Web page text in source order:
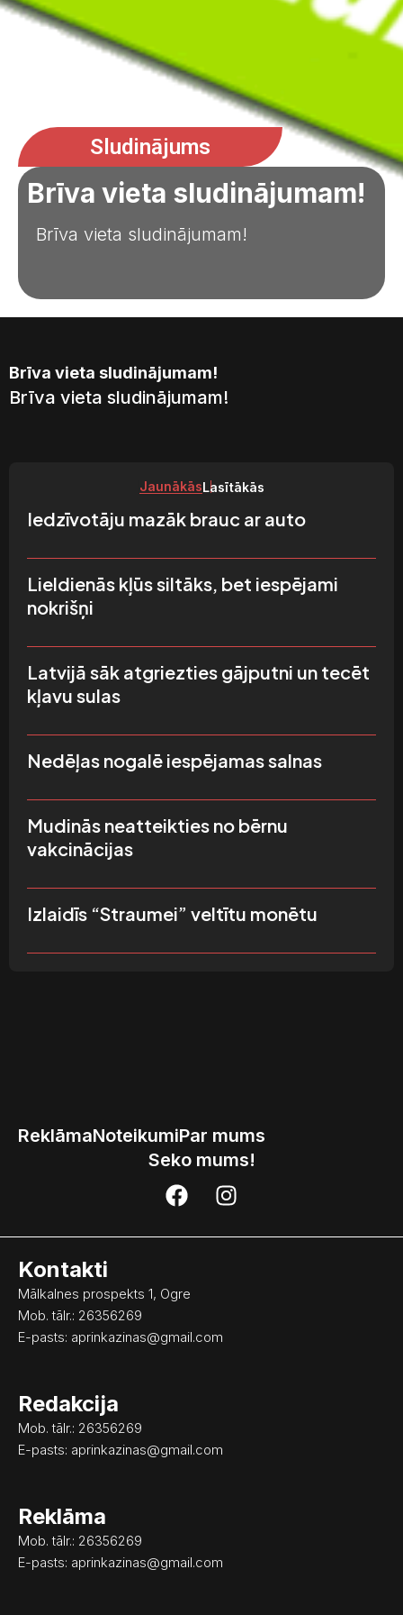
Sludinājums
Brīva vieta sludinājumam!
Brīva vieta sludinājumam!
Brīva vieta sludinājumam!
Brīva vieta sludinājumam!
JaunākāsLasītākās
Iedzīvotāju mazāk brauc ar auto
Lieldienās kļūs siltāks, bet iespējami
nokrišņi
Latvijā sāk atgriezties gājputni un tecēt
kļavu sulas
Nedēļas nogalē iespējamas salnas
Mudinās neatteikties no bērnu
vakcinācijas
Izlaidīs “Straumei” veltītu monētu
ReklāmaNoteikumiPar mums
Seko mums!
F
a
o
k
I
n
Kontakti
Mālkalnes prospekts 1, Ogre
Mob. tālr.: 26356269
E-pasts: aprinkazinas@gmail.com
Redakcija
Mob. tālr.: 26356269
E-pasts: aprinkazinas@gmail.com
Reklāma
Mob. tālr.: 26356269
E-pasts: aprinkazinas@gmail.com